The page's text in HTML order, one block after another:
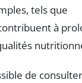
tels que
à
de